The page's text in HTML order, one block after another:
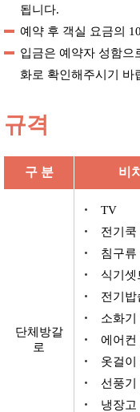
됩니다.
예약 후 객실 요금의
입금은 예약자 성함으
화로 확인해주시기 바
규격
구 분 비
단체방갈
로
TV
전기쿡
침구류
식기셋
전기밥
소화기
에어컨
옷걸이
선풍기
냉장고